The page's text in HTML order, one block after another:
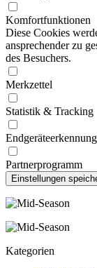
Komfortfunktionen
Diese Cookies
ansprechender zu
des Besuchers.
Merkzettel
Statistik & Tracking
Endgeräteerkennung
Partnerprogramm
Kategorien